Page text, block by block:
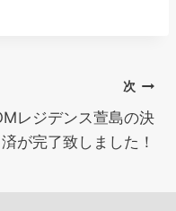
次
レジデンス萱島の決
済が完了致しました！